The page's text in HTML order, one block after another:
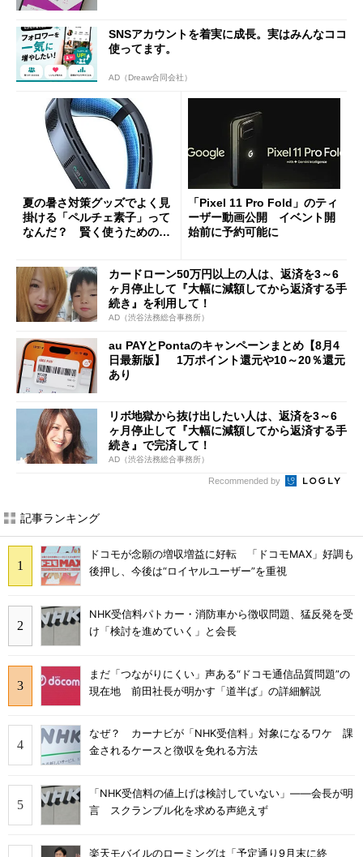
SNSアカウントを着実に成長。実はみんなココ
使ってます。
AD（Dreaw合同会社）
夏の暑さ対策グッズでよく見
掛ける「ペルチェ素子」って
なんだ？ 賢く使うための注
「Pixel 11 Pro Fold」のティ
ーザー動画公開 イベント開
始前に予約可能に
カードローン50万円以上の人は、返済を3～6
ヶ月停止して『大幅に減額してから返済する手
続き』を利用して！
AD（渋谷法務総合事務所）
au PAYとPontaのキャンペーンまとめ【8月4
日最新版】 1万ポイント還元や10～20％還元
あり
リボ地獄から抜け出したい人は、返済を3～6
ヶ月停止して『大幅に減額してから返済する手
続き』で完済して！
AD（渋谷法務総合事務所）
Recommended by
記事ランキング
ドコモが念願の増収増益に好転 「ドコモMAX」好調も
後押し、今後は“ロイヤルユーザー”を重視
NHK受信料パトカー・消防車から徴収問題、猛反発を受
け「検討を進めていく」と会長
まだ「つながりにくい」声ある“ドコモ通信品質問題”の
現在地 前田社長が明かす「道半ば」の詳細解説
なぜ？ カーナビが「NHK受信料」対象になるワケ 課
金されるケースと徴収を免れる方法
「NHK受信料の値上げは検討していない」――会長が明
言 スクランブル化を求める声絶えず
楽天モバイルのローミングは「予定通り9月末に終